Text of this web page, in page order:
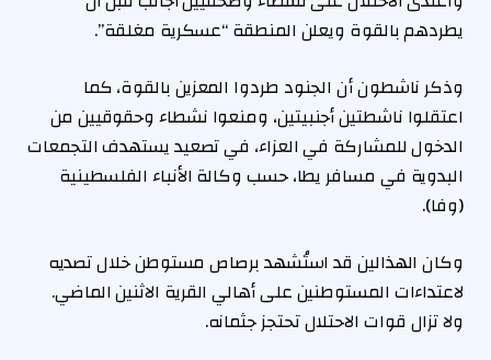
يطردهم بالقوة ويعلن المنطقة “عسكرية مغلقة”.
وذكر ناشطون أن الجنود طردوا المعزين بالقوة، كما
اعتقلوا ناشطتين أجنبيتين، ومنعوا نشطاء وحقوقيين من
الدخول للمشاركة في العزاء، في تصعيد يستهدف التجمعات
البدوية في مسافر يطا، حسب وكالة الأنباء الفلسطينية
(وفا).
وكان الهذالين قد استُشهد برصاص مستوطن خلال تصديه
لاعتداءات المستوطنين على أهالي القرية الاثنين الماضي.
ولا تزال قوات الاحتلال تحتجز جثمانه.